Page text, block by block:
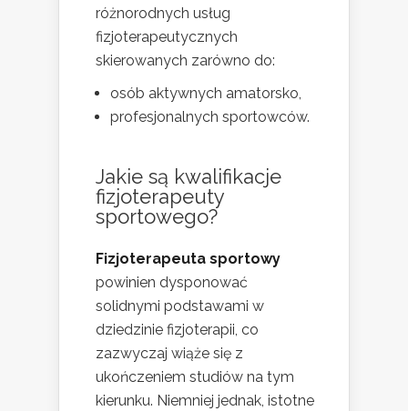
różnorodnych usług
fizjoterapeutycznych
skierowanych zarówno do:
osób aktywnych amatorsko,
profesjonalnych sportowców.
Jakie są kwalifikacje
fizjoterapeuty
sportowego?
Fizjoterapeuta sportowy
powinien dysponować
solidnymi podstawami w
dziedzinie fizjoterapii, co
zazwyczaj wiąże się z
ukończeniem studiów na tym
kierunku. Niemniej jednak, istotne